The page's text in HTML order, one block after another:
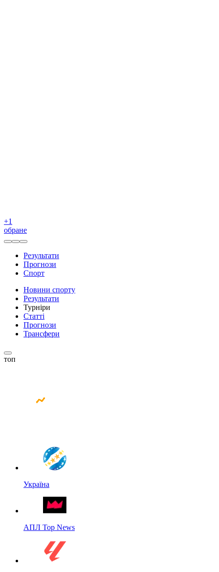
+1
обране
Результати
Прогнози
Спорт
Новини спорту
Результати
Турніри
Статті
Прогнози
Трансфери
топ
Україна
АПЛ Top News